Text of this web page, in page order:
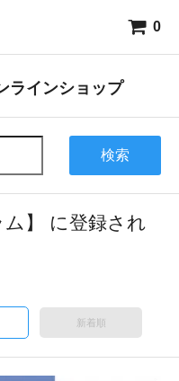
0
ラインショップ
検索
ム】 に登録され
新着順